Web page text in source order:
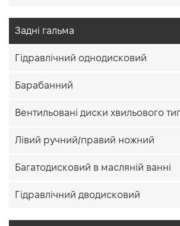
Задні гальма
Гідравлічний однодисковий
Барабанний
Вентильовані диски хвильового
Лівий ручний/правий ножний
Багатодисковий в масляній ванні
Гідравлічний дводисковий